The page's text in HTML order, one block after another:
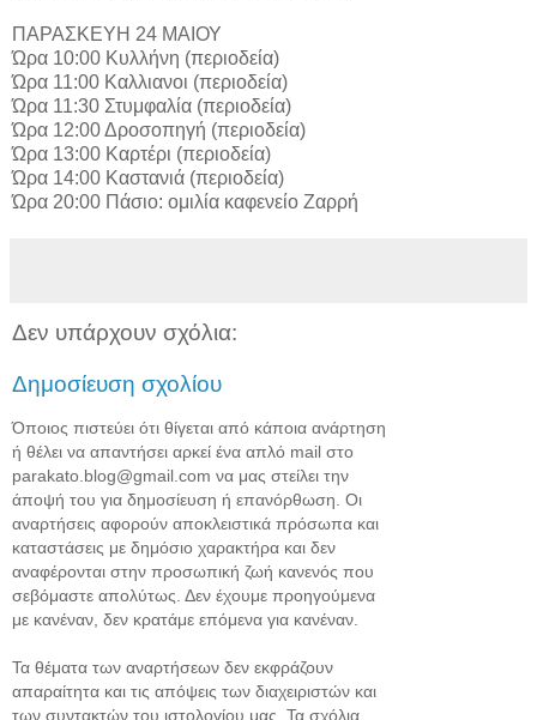
ΠΑΡΑΣΚΕΥΗ 24 ΜΑΙΟΥ
Ώρα 10:00 Κυλλήνη (περιοδεία)
Ώρα 11:00 Καλλιανοι (περιοδεία)
Ώρα 11:30 Στυμφαλία (περιοδεία)
Ώρα 12:00 Δροσοπηγή (περιοδεία)
Ώρα 13:00 Καρτέρι (περιοδεία)
Ώρα 14:00 Καστανιά (περιοδεία)
Ώρα 20:00 Πάσιο: ομιλία καφενείο Ζαρρή
Δεν υπάρχουν σχόλια:
Δημοσίευση σχολίου
Όποιος πιστεύει ότι θίγεται από κάποια ανάρτηση
ή θέλει να απαντήσει αρκεί ένα απλό mail στο
parakato.blog@gmail.com να μας στείλει την
άποψή του για δημοσίευση ή επανόρθωση. Οι
αναρτήσεις αφορούν αποκλειστικά πρόσωπα και
καταστάσεις με δημόσιο χαρακτήρα και δεν
αναφέρονται στην προσωπική ζωή κανενός που
σεβόμαστε απολύτως. Δεν έχουμε προηγούμενα
με κανέναν, δεν κρατάμε επόμενα για κανέναν.
Τα θέματα των αναρτήσεων δεν εκφράζουν
απαραίτητα και τις απόψεις των διαχειριστών και
των συντακτών του ιστολογίου μας. Τα σχόλια